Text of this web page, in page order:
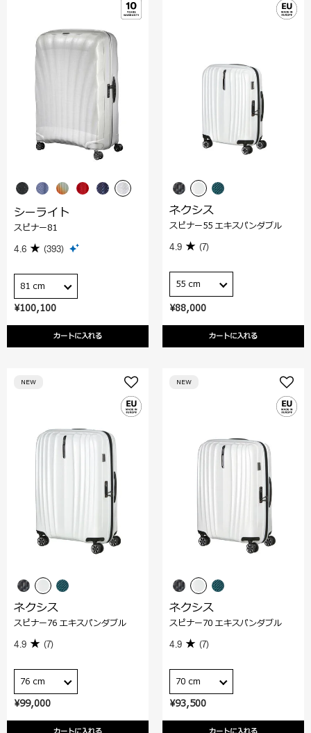
¥100,100
カートに入れる
シーライト
スピナー81
4.6 (393)
81 cm
¥88,000
カートに入れる
ネクシス
スピナー55 エキスパンダブル
4.9 (7)
55 cm
¥99,000
NEW
ネクシス
スピナー76 エキスパンダブル
4.9 (7)
76 cm
¥93,500
NEW
ネクシス
スピナー70 エキスパンダブル
4.9 (7)
70 cm